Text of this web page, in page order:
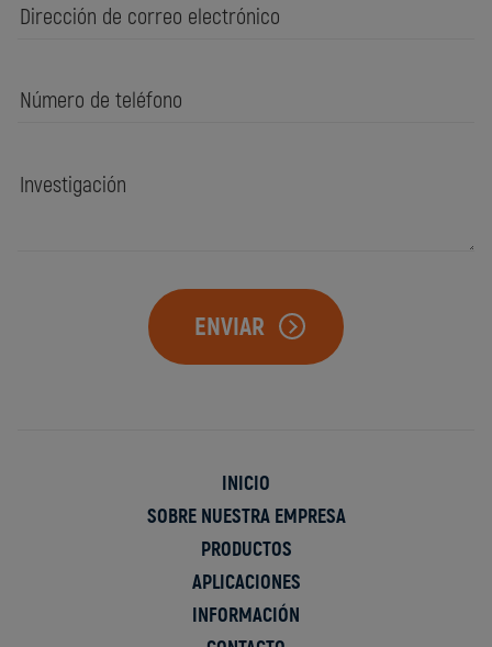
ENVIAR
INICIO
SOBRE NUESTRA EMPRESA
PRODUCTOS
APLICACIONES
INFORMACIÓN